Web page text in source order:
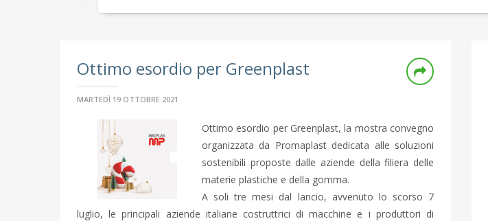
Ottimo esordio per Greenplast
MARTEDÌ 19 OTTOBRE 2021
Ottimo esordio per Greenplast, la mostra convegno
organizzata da Promaplast dedicata alle soluzioni
sostenibili proposte dalle aziende della filiera delle
materie plastiche e della gomma.
A soli tre mesi dal lancio, avvenuto lo scorso 7
luglio, le principali aziende italiane costruttrici di macchine e i produttori di